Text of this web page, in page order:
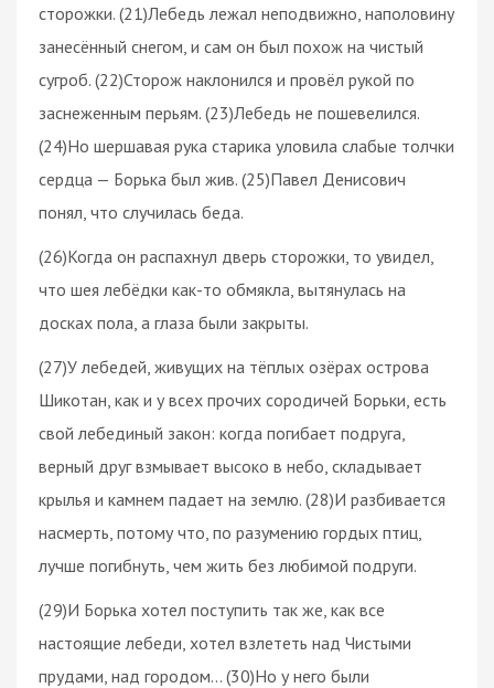
сторожки. (21)Лебедь лежал неподвижно, наполовину
занесённый снегом, и сам он был похож на чистый
сугроб. (22)Сторож наклонился и провёл рукой по
заснеженным перьям. (23)Лебедь не пошевелился.
(24)Но шершавая рука старика уловила слабые толчки
сердца — Борька был жив. (25)Павел Денисович
понял, что случилась беда.
(26)Когда он распахнул дверь сторожки, то увидел,
что шея лебёдки как-то обмякла, вытянулась на
досках пола, а глаза были закрыты.
(27)У лебедей, живущих на тёплых озёрах острова
Шикотан, как и у всех прочих сородичей Борьки, есть
свой лебединый закон: когда погибает подруга,
верный друг взмывает высоко в небо, складывает
крылья и камнем падает на землю. (28)И разбивается
насмерть, потому что, по разумению гордых птиц,
лучше погибнуть, чем жить без любимой подруги.
(29)И Борька хотел поступить так же, как все
настоящие лебеди, хотел взлететь над Чистыми
прудами, над городом… (30)Но у него были